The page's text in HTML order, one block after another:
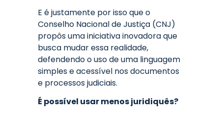
E é justamente por isso que o
Conselho Nacional de Justiça (CNJ)
propôs uma iniciativa inovadora que
busca mudar essa realidade,
defendendo o uso de uma linguagem
simples e acessível nos documentos
e processos judiciais.
É possível usar menos juridiquês?